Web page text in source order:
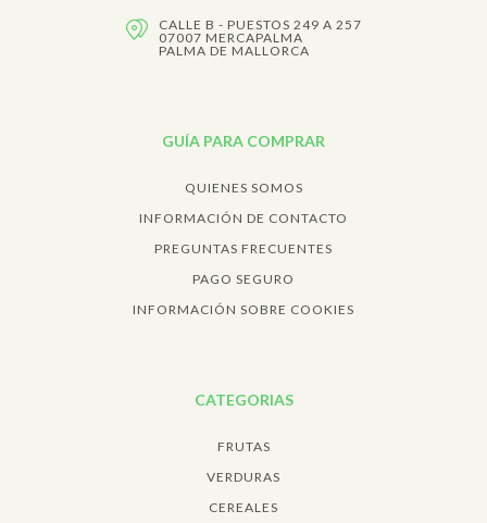
CALLE B - PUESTOS 249 A 257
07007 MERCAPALMA
PALMA DE MALLORCA
GUÍA PARA COMPRAR
QUIENES SOMOS
INFORMACIÓN DE CONTACTO
PREGUNTAS FRECUENTES
PAGO SEGURO
INFORMACIÓN SOBRE COOKIES
CATEGORIAS
FRUTAS
VERDURAS
CEREALES